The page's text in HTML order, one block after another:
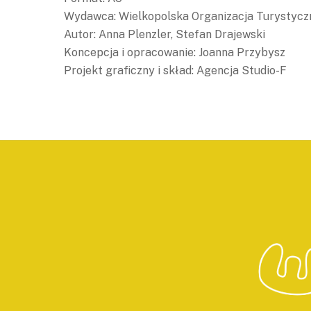
Wydawca: Wielkopolska Organizacja
Autor: Anna Plenzler, Stefan Drajewski
Koncepcja i opracowanie: Joanna Przybysz
Projekt graficzny i skład: Agencja Studio-F